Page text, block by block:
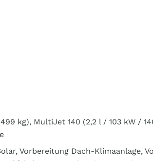
kg), MultiJet 140 (2,2 l / 103 kW /
Vorbereitung Dach-Klimaanlage,